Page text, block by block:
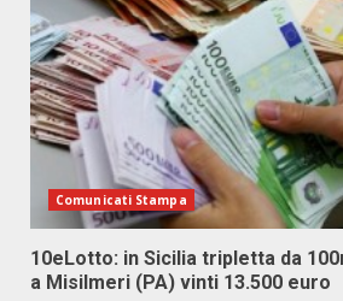
Comunicati Stampa
10eLotto: in Sicilia tripletta da
a Misilmeri (PA) vinti 13.500 euro